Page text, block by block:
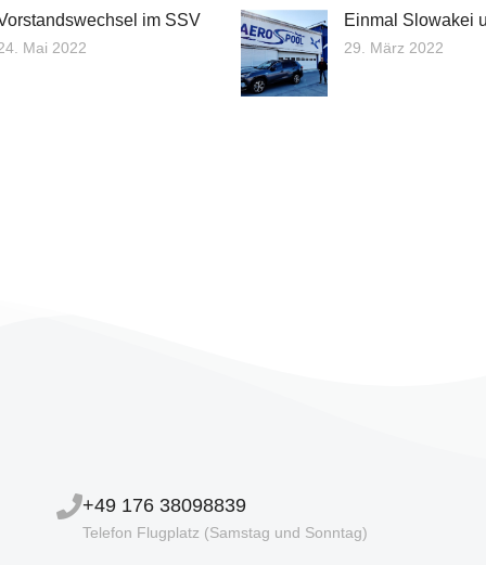
im SSV
Mai 2022
Einmal Slowakei
29. März 2022
+49 176 38098839
Telefon Flugplatz (Samstag und Sonntag)